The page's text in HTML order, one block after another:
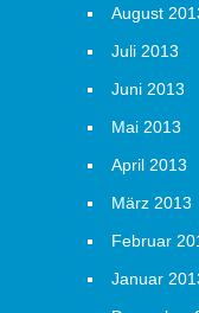
August
Juli 2013
Juni 2013
Mai 2013
April 2013
März 2013
Februar
Januar